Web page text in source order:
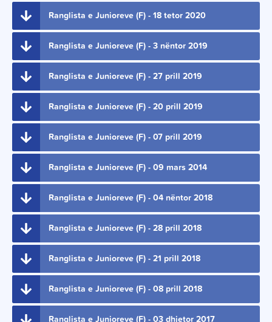
Ranglista e Junioreve (F) - 18 tetor 2020
Ranglista e Junioreve (F) - 3 nëntor 2019
Ranglista e Junioreve (F) - 27 prill 2019
Ranglista e Junioreve (F) - 20 prill 2019
Ranglista e Junioreve (F) - 07 prill 2019
Ranglista e Junioreve (F) - 09 mars 2014
Ranglista e Junioreve (F) - 04 nëntor 2018
Ranglista e Junioreve (F) - 28 prill 2018
Ranglista e Junioreve (F) - 21 prill 2018
Ranglista e Junioreve (F) - 08 prill 2018
Ranglista e Junioreve (F) - 03 dhjetor 2017